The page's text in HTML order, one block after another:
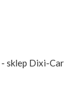
- sklep Dixi-Car